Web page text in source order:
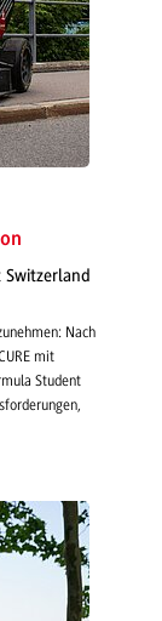
Nach
mit
Student